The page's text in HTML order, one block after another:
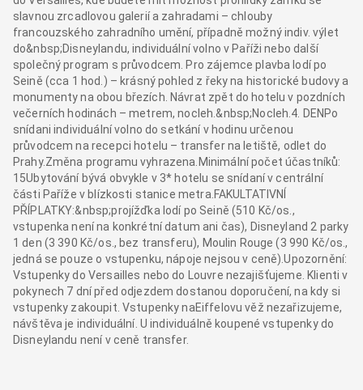
slavnou zrcadlovou galerií a zahradami – chlouby
francouzského zahradního umění, případně možný indiv. výlet
do&nbsp;Disneylandu, individuální volno v Paříži nebo další
společný program s průvodcem. Pro zájemce plavba lodí po
Seině (cca 1 hod.) – krásný pohled z řeky na historické budovy a
monumenty na obou březích. Návrat zpět do hotelu v pozdních
večerních hodinách – metrem, nocleh.&nbsp;Nocleh.4. DENPo
snídani individuální volno do setkání v hodinu určenou
průvodcem na recepci hotelu – transfer na letiště, odlet do
Prahy.Změna programu vyhrazena.Minimální počet účastníků:
15Ubytování bývá obvykle v 3* hotelu se snídaní v centrální
části Paříže v blízkosti stanice metra.FAKULTATIVNÍ
PŘÍPLATKY:&nbsp;projížďka lodí po Seině (510 Kč/os.,
vstupenka není na konkrétní datum ani čas), Disneyland 2 parky
1 den (3 390 Kč/os., bez transferu), Moulin Rouge (3 990 Kč/os.,
jedná se pouze o vstupenku, nápoje nejsou v ceně).Upozornění:
Vstupenky do Versailles nebo do Louvre nezajišťujeme. Klienti v
pokynech 7 dní před odjezdem dostanou doporučení, na kdy si
vstupenky zakoupit. Vstupenky naEiffelovu věž nezařizujeme,
návštěva je individuální. U individuálně koupené vstupenky do
Disneylandu není v ceně transfer.